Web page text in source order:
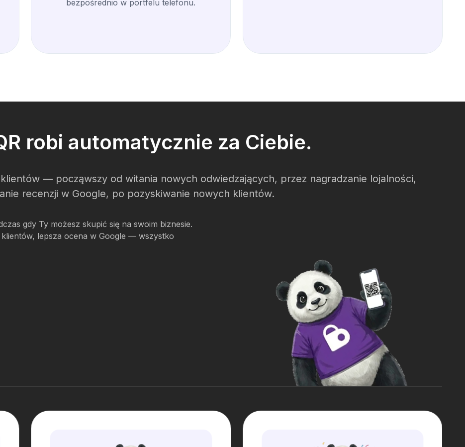
bezpośrednio w portfelu telefonu.
robi automatycznie za Ciebie.
— począwszy od witania nowych odwiedzających, przez nagradzanie lojalności,
recenzji w Google, po pozyskiwanie nowych klientów.
gdy Ty możesz skupić się na swoim biznesie.
lepsza ocena w Google — wszystko